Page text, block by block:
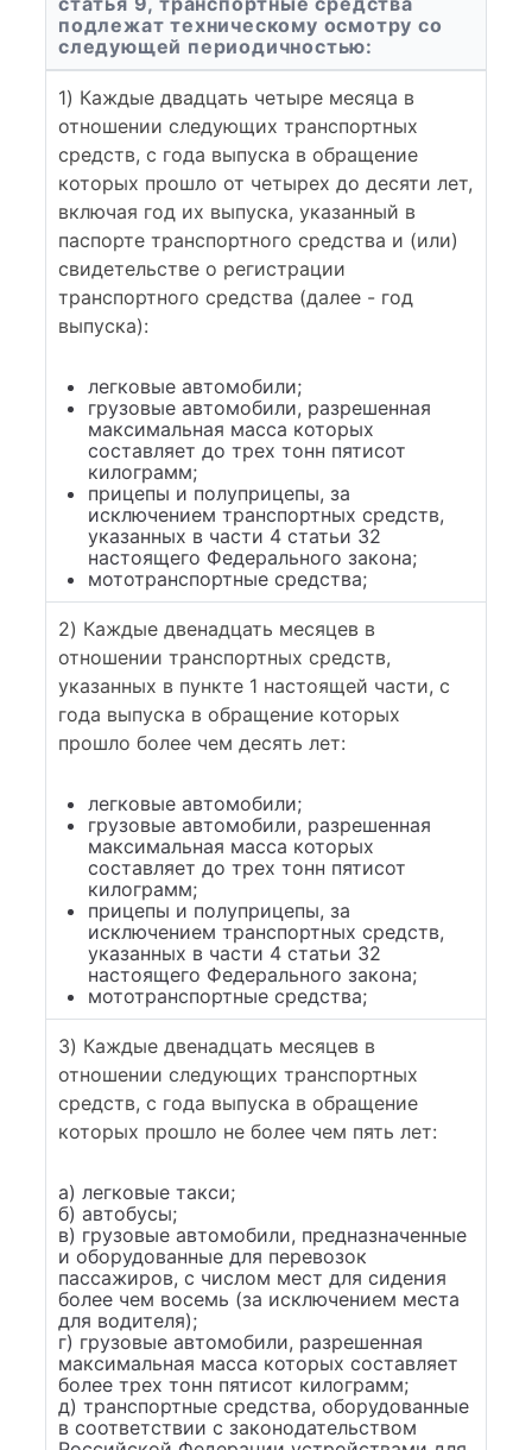
подлежат техническому осмотру со
следующей периодичностью:
1) Каждые двадцать четыре месяца в
отношении следующих транспортных
средств, с года выпуска в обращение
которых прошло от четырех до десяти лет,
включая год их выпуска, указанный в
паспорте транспортного средства и (или)
свидетельстве о регистрации
транспортного средства (далее - год
выпуска):
легковые автомобили;
грузовые автомобили, разрешенная
максимальная масса которых
составляет до трех тонн пятисот
килограмм;
прицепы и полуприцепы, за
исключением транспортных средств,
указанных в части 4 статьи 32
настоящего Федерального закона;
мототранспортные средства;
2) Каждые двенадцать месяцев в
отношении транспортных средств,
указанных в пункте 1 настоящей части, с
года выпуска в обращение которых
прошло более чем десять лет:
легковые автомобили;
грузовые автомобили, разрешенная
максимальная масса которых
составляет до трех тонн пятисот
килограмм;
прицепы и полуприцепы, за
исключением транспортных средств,
указанных в части 4 статьи 32
настоящего Федерального закона;
мототранспортные средства;
3) Каждые двенадцать месяцев в
отношении следующих транспортных
средств, с года выпуска в обращение
которых прошло не более чем пять лет:
а) легковые такси;
б) автобусы;
в) грузовые автомобили, предназначенные
и оборудованные для перевозок
пассажиров, с числом мест для сидения
более чем восемь (за исключением места
для водителя);
г) грузовые автомобили, разрешенная
максимальная масса которых составляет
более трех тонн пятисот килограмм;
д) транспортные средства, оборудованные
в соответствии с законодательством